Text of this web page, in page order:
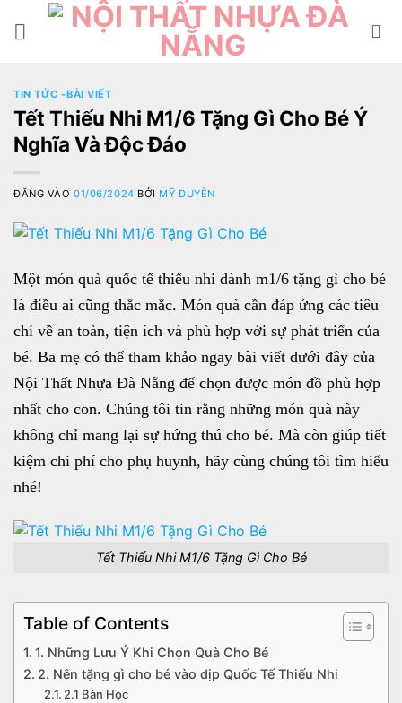
TIN TỨC -BÀI VIẾT
Tết Thiếu Nhi M1/6 Tặng Gì Cho Bé Ý
Nghĩa Và Độc Đáo
ĐĂNG VÀO01/06/2024 BỞI MỸ DUYÊN
Một món quà quốc tế thiếu nhi dành m1/6 tặng gì cho bé
là điều ai cũng thắc mắc. Món quà cần đáp ứng các tiêu
chí về an toàn, tiện ích và phù hợp với sự phát triển của
bé. Ba mẹ có thể tham khảo ngay bài viết dưới đây của
Nội Thất Nhựa Đà Nẵng để chọn được món đồ phù hợp
nhất cho con. Chúng tôi tin rằng những món quà này
không chỉ mang lại sự hứng thú cho bé. Mà còn giúp tiết
kiệm chi phí cho phụ huynh, hãy cùng chúng tôi tìm hiểu
nhé!
Tết Thiếu Nhi M1/6 Tặng Gì Cho Bé
Table of Contents
1. Những Lưu Ý Khi Chọn Quà Cho Bé
2. Nên tặng gì cho bé vào dịp Quốc Tế Thiếu Nhi
2.1 Bàn Học